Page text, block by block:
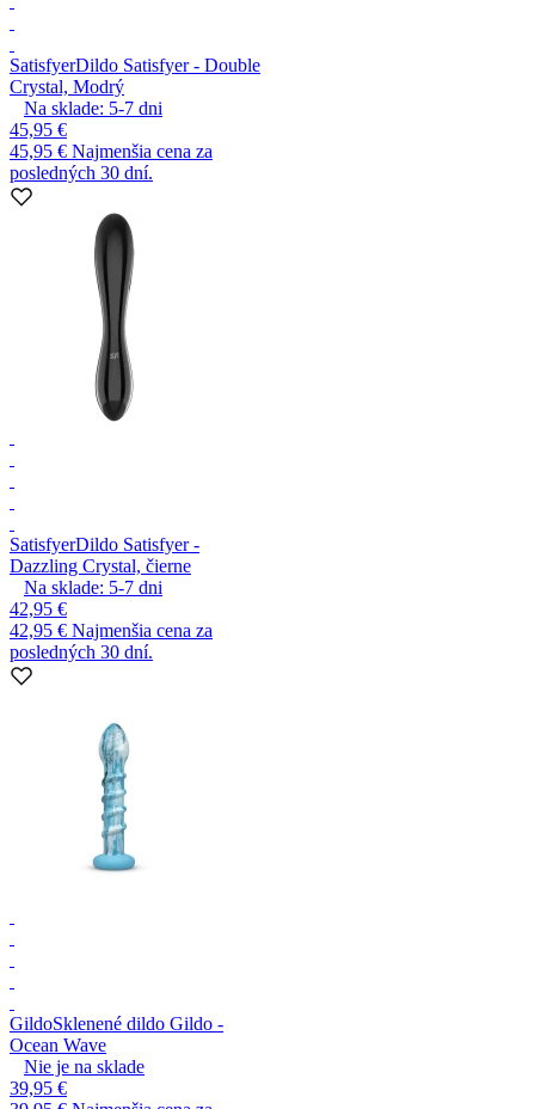
SatisfyerDildo Satisfyer - Double
Crystal, Modrý
Na sklade: 5-7 dni
45,95 €
45,95 € Najmenšia cena za
posledných 30 dní.
SatisfyerDildo Satisfyer -
Dazzling Crystal, čierne
Na sklade: 5-7 dni
42,95 €
42,95 € Najmenšia cena za
posledných 30 dní.
GildoSklenené dildo Gildo -
Ocean Wave
Nie je na sklade
39,95 €